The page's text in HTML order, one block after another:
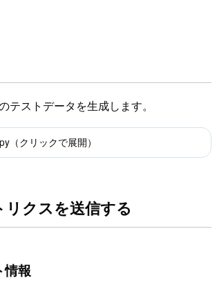
テストデータを生成します。
（クリックで展開）
クスを送信する
情報